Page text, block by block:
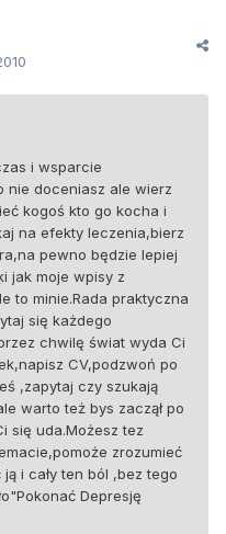
i wsparcie
nie doceniasz ale wierz
kogoś kto go kocha i
na efekty leczenia,bierz
pewno będzie lepiej
jak moje wpisy z
to minie.Rada praktyczna
się każdego
chwilę świat wyda Ci
CV,podzwoń po
,zapytaj czy szukają
warto też bys zaczął po
się uda.Możesz tez
zrozumieć
i cały ten ból ,bez tego
Depresję